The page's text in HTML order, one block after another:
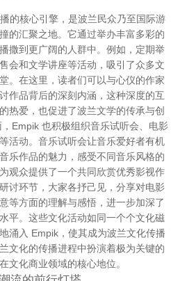
的核心引擎，是波兰民众乃至国际游
的汇聚之地。它通过举办丰富多彩的
撒到更广阔的人群中。例如，定期举
会和文学讲座等活动，吸引了众多文
。在这里，读者们可以与心仪的作家
作品背后的深刻内涵，这种深度的互
热爱，也促进了波兰文学的传承与创
Empik 也积极组织音乐试听会、电影
活动。音乐试听会让音乐爱好者有机
乐作品的魅力，感受不同音乐风格的
观众提供了一个共同欣赏优秀影视作
讨环节，大家各抒己见，分享对电影
等方面的理解与感悟，进一步加深了
平。这些文化活动如同一个个文化磁
涌入 Empik，使其成为波兰文化传播
文化的传播进程中扮演着极为关键的
文化商业领域的核心地位。